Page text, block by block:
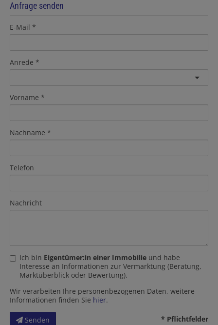
Anfrage senden
E-Mail
Anrede
Vorname
Nachname
Telefon
Nachricht
Ich bin Eigentümer:in einer Immobilie und habe
Interesse an Informationen zur Vermarktung (Beratung,
Marktüberblick oder Bewertung).
Wir verarbeiten Ihre personenbezogenen Daten, weitere
Informationen finden Sie hier.
Senden * Pflichtfelder